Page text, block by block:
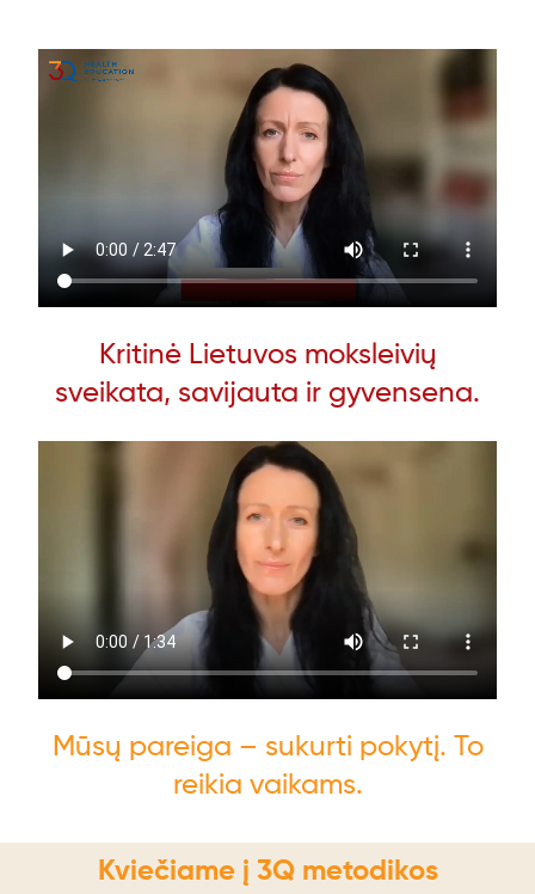
Kritinė Lietuvos moksleivių
sveikata, savijauta ir gyvensena.
Mūsų pareiga – sukurti pokytį. To
reikia vaikams.
Kviečiame į 3Q metodikos